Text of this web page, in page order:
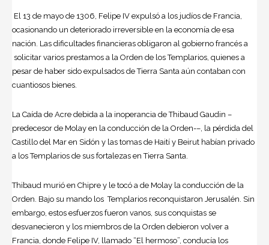
El 13 de mayo de 1306, Felipe IV expulsó a los judíos de Francia,
ocasionando un deteriorado irreversible en la economía de esa
nación. Las dificultades financieras obligaron al gobierno francés a
solicitar varios prestamos a la Orden de los Templarios, quienes a
pesar de haber sido expulsados de Tierra Santa aún contaban con
cuantiosos bienes.
La Caída de Acre debida a la inoperancia de Thibaud Gaudin –
predecesor de Molay en la conducción de la Orden-–, la pérdida del
Castillo del Mar en Sidón y las tomas de Haití y Beirut habían privado
a los Templarios de sus fortalezas en Tierra Santa.
Thibaud murió en Chipre y le tocó a de Molay la conducción de la
Orden. Bajo su mando los Templarios reconquistaron Jerusalén. Sin
embargo, estos esfuerzos fueron vanos, sus conquistas se
desvanecieron y los miembros de la Orden debieron volver a
Francia, donde Felipe IV, llamado “El hermoso”, conducía los